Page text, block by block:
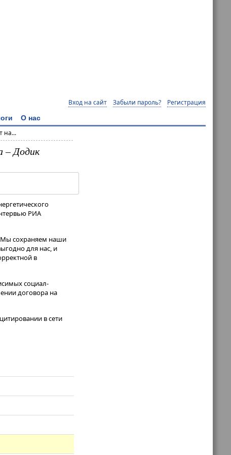
Вход на сайт Забыли пароль? Регистрация
О нас
на...
– Додик
РИА
Мы сохраняем наши
для нас, и
в
социал-
договора на
в сети